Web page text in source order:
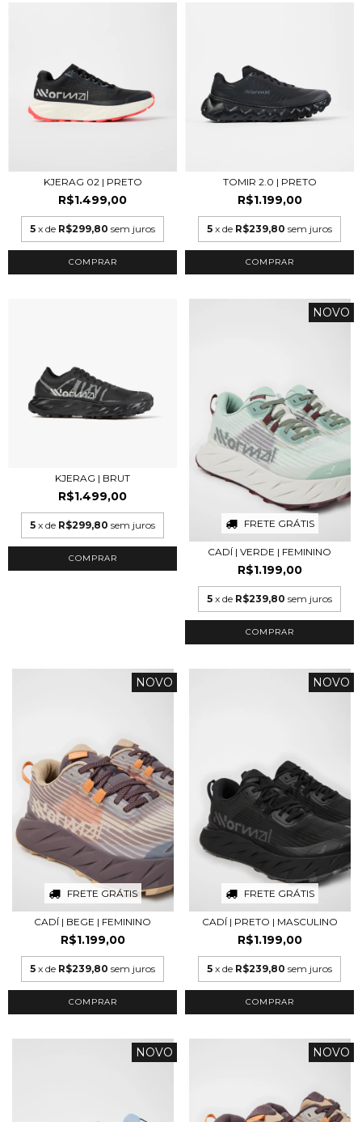
KJERAG 02 | PRETO
R$1.499,00
5 x de R$299,80 sem juros
COMPRAR
TOMIR 2.0 | PRETO
R$1.199,00
5 x de R$239,80 sem juros
COMPRAR
KJERAG | BRUT
R$1.499,00
5 x de R$299,80 sem juros
COMPRAR
FRETE GRÁTIS
NOVO
CADÍ | VERDE | FEMININO
R$1.199,00
5 x de R$239,80 sem juros
COMPRAR
FRETE GRÁTIS
NOVO
CADÍ | BEGE | FEMININO
R$1.199,00
5 x de R$239,80 sem juros
COMPRAR
FRETE GRÁTIS
NOVO
CADÍ | PRETO | MASCULINO
R$1.199,00
5 x de R$239,80 sem juros
COMPRAR
NOVO NOVO